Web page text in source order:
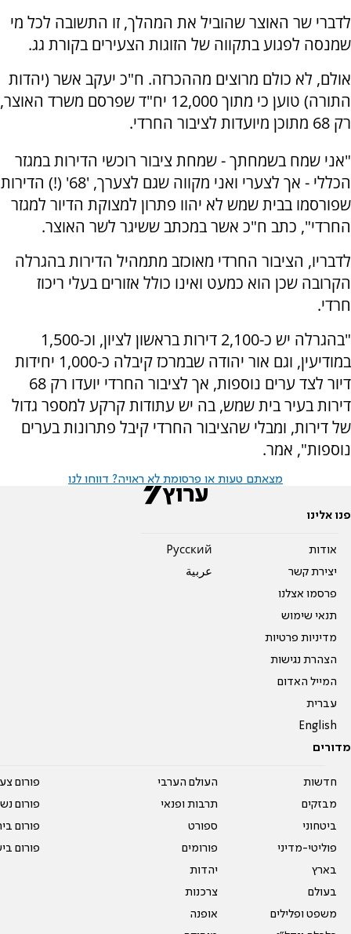
לדברי שר האוצר שהוביל את המהלך, זו התשובה לכל מי
שמנסה לפגוע בתקווה של הזוגות הצעירים בקורת גג.
אולם, לא כולם מרוצים מההכרזה. ח"כ יעקב אשר (יהדות
התורה) טוען כי מתוך 12,000 יח"ד שפרסם משרד האוצר,
רק 68 מתוכן מיועדות לציבור החרדי.
"אני שמח בשמחתך - שמחת ציבור רוכשי הדירות במגזר
הכללי - אך לצערי ואני מקווה שגם לצערך, '68' (!) הדירות
שפורסמו בבית שמש לא יהוו פתרון למצוקת הדיור למגזר
החרדי", כתב ח"כ אשר במכתב ששיגר לשר האוצר.
לדבריו, הציבור החרדי מאוכזב מתמהיל הדירות בהגרלה
הקרובה שכן הוא כמעט ואינו כולל אזורים בעלי ריכוז
חרדי.
"בהגרלה יש כ-2,100 דירות בראשון לציון, וכ-1,500
במודיעין, וגם אור יהודה שבמרכז קיבלה כ-1,000 יחידות
דיור לצד ערים נוספות, אך לציבור החרדי יועדו רק 68
דירות בעיר בית שמש, בה יש עתודות קרקע למספר גדול
של דירות, ומבלי שהציבור החרדי קיבל פתרונות בערים
נוספות", אמר.
מצאתם טעות או פרסומת לא ראויה? דווחו לנו
פנו אלינו
אודות
יצירת קשר
פרסמו אצלנו
תנאי שימוש
מדיניות פרטיות
הצהרת נגישות
המייל האדום
עברית
English
Pусский
عربية
מדורים
חדשות
מבזקים
ביטחוני
פוליטי-מדיני
בארץ
בעולם
משפט ופלילים
העולם הערבי
תרבות ופנאי
ספורט
פורומים
יהדות
צרכנות
אופנה
פורום
פורום
פורום
פורום